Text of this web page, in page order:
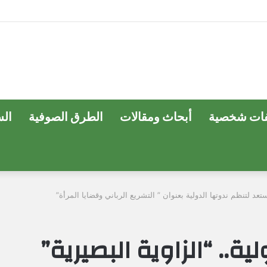
شخصية أبحاث ومقالات الطرق الصوفية
لتنظم ندوتها الدولية بعنوان ” التشريع الرباني وقضايا المرأة”
“الزاوية البصيرية”